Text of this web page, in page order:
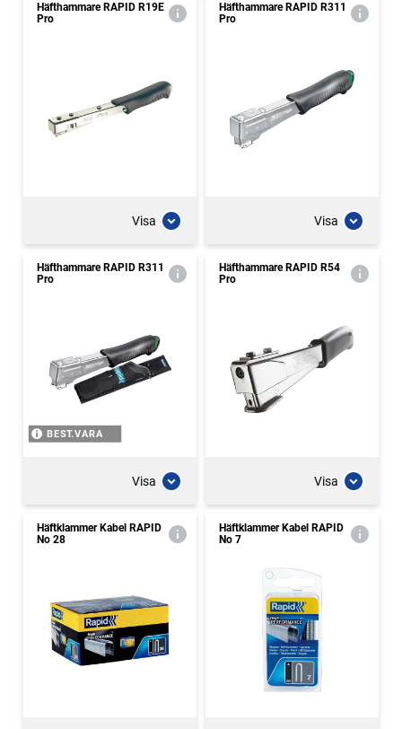
Häfthammare RAPID R19E
Pro
Visa
Häfthammare RAPID R311
Pro
Visa
Häfthammare RAPID R311
Pro
BEST.VARA
Visa
Häfthammare RAPID R54
Pro
Visa
Häftklammer Kabel RAPID
No 28
Häftklammer Kabel RAPID
No 7